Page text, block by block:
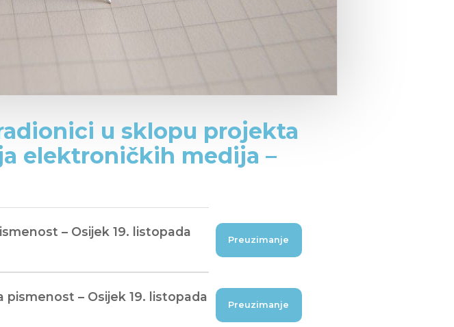
u sklopu projekta
elektroničkih medija –
– Osijek 19. listopada
Preuzimanje
– Osijek 19. listopada
Preuzimanje